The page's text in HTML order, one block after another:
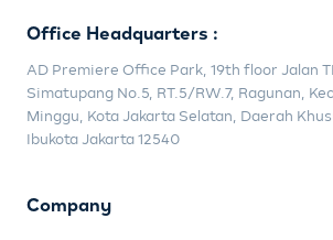
Office Headquarters :
AD Premiere Office Park, 19th floor Jalan
Simatupang No.5, RT.5/RW.7, Ragunan,
Minggu, Kota Jakarta Selatan, Daerah
Ibukota Jakarta 12540
Company